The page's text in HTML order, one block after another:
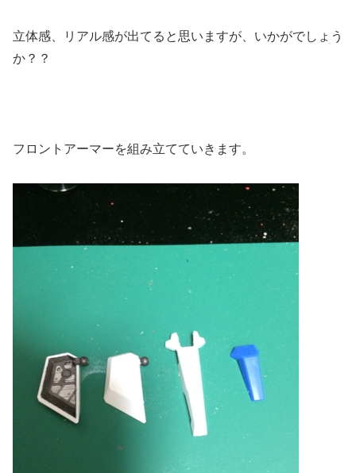
立体感、リアル感が出てると思いますが、いかがでしょう
か？？
フロントアーマーを組み立てていきます。